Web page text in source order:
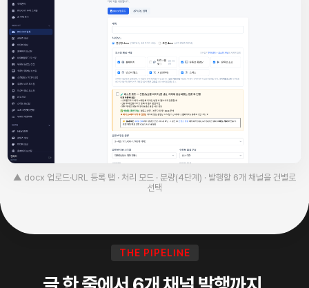
▲ docx 업로드·URL 등록 탭 · 처리 모드 · 분량(4단계) · 발행할 6개 채널을 건별로
선택
THE PIPELINE